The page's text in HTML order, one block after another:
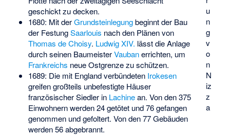
u
n
g
v
o
n
N
iz
z
a
geschickt zu decken.
1680: Mit derGrundsteinlegungbeginnt der Bau
der FestungSaarlouis nach den Plänen von
Thomas de Choisy. Ludwig XIV. lässt die Anlage
durch seinen BaumeisterVaubanerrichten, um
Frankreichs neue Ostgrenze zu schützen.
1689: Die mit England verbündeten Irokesen
greifen großteils unbefestigte Häuser
französischer Siedler in Lachinean. Von den 375
Einwohnern werden 24 getötet und 76 gefangen
genommen und gefoltert. Von den 77 Gebäuden
werden 56 abgebrannt.